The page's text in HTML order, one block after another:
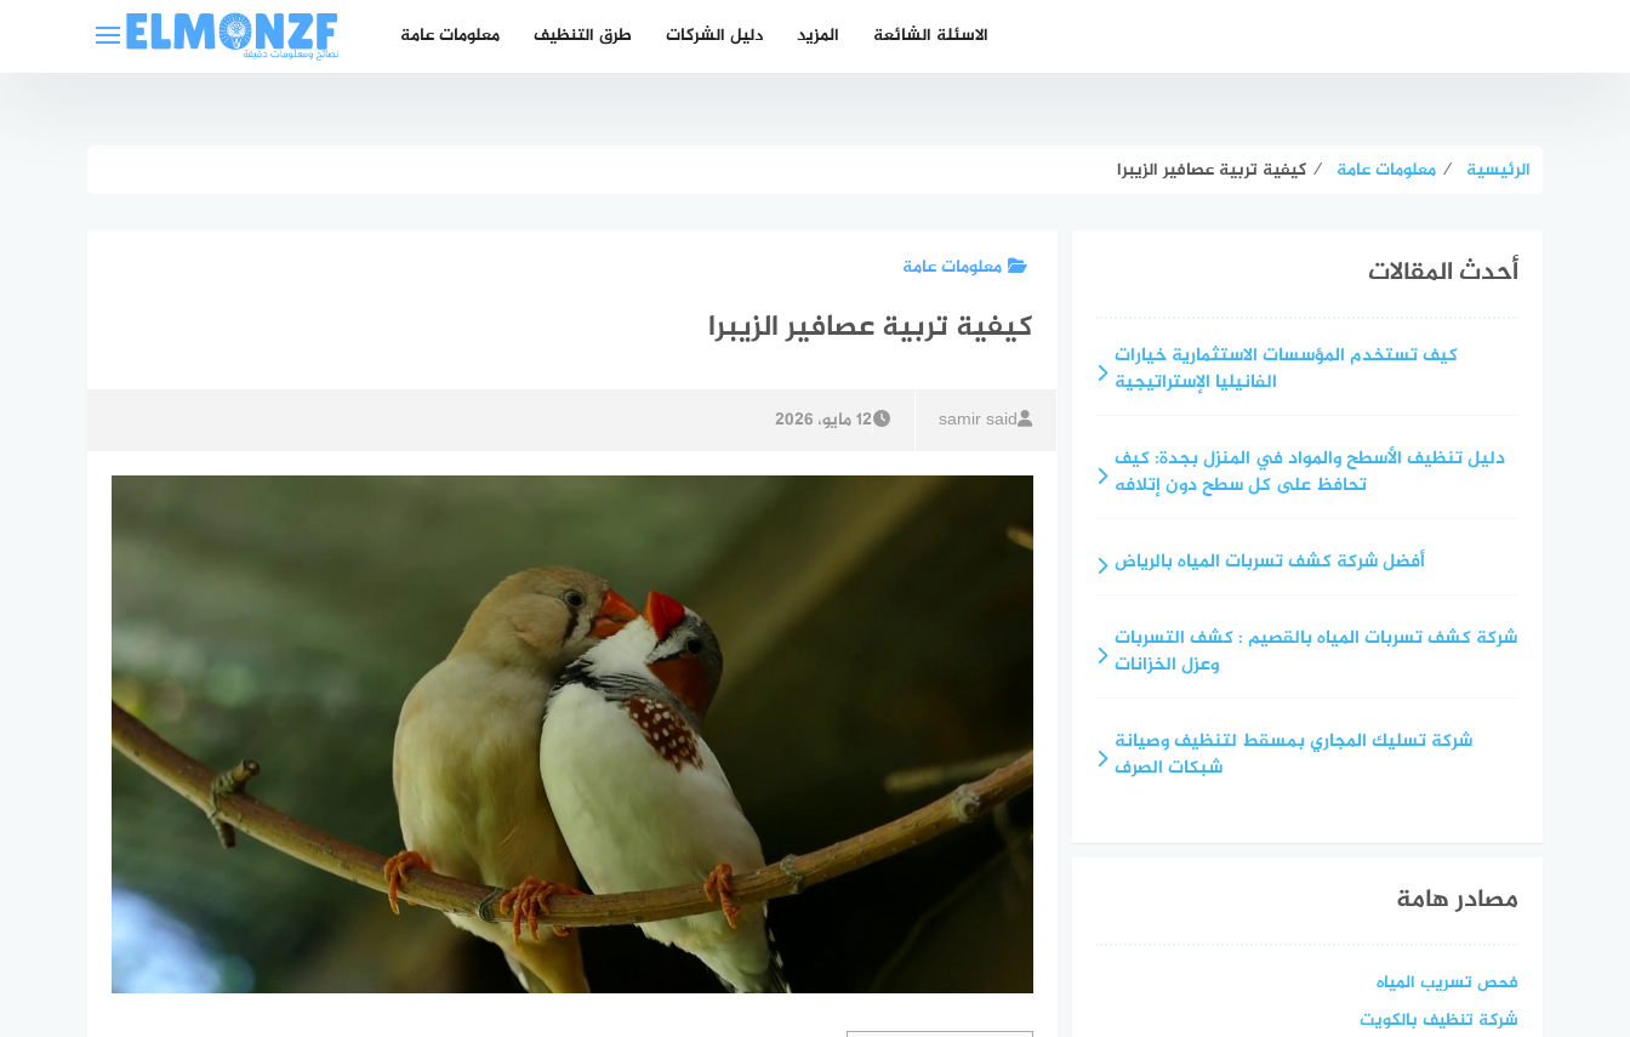
معلومات عامة طرق التنظيف دليل الشركات المزيد الاسئلة الشائعة
الرئيسية ⁄ معلومات عامة ⁄ كيفية تربية عصافير الزيبرا
معلومات عامة
كيفية تربية عصافير الزيبرا
samir said 12 مايو، 2026
أحدث المقالات
كيف تستخدم المؤسسات الاستثمارية خيارات
الفانيليا الإستراتيجية
دليل تنظيف الأسطح والمواد في المنزل بجدة: كيف
تحافظ على كل سطح دون إتلافه
أفضل شركة كشف تسربات المياه بالرياض
شركة كشف تسربات المياه بالقصيم : كشف التسربات
وعزل الخزانات
شركة تسليك المجاري بمسقط لتنظيف وصيانة
شبكات الصرف
مصادر هامة
فحص تسريب المياه
شركة تنظيف بالكويت